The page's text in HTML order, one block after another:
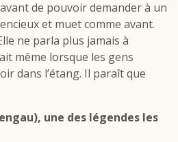
de pouvoir demander à un
et muet comme avant.
ne parla plus jamais à
même lorsque les gens
dans l’étang. Il paraît que
une des légendes les